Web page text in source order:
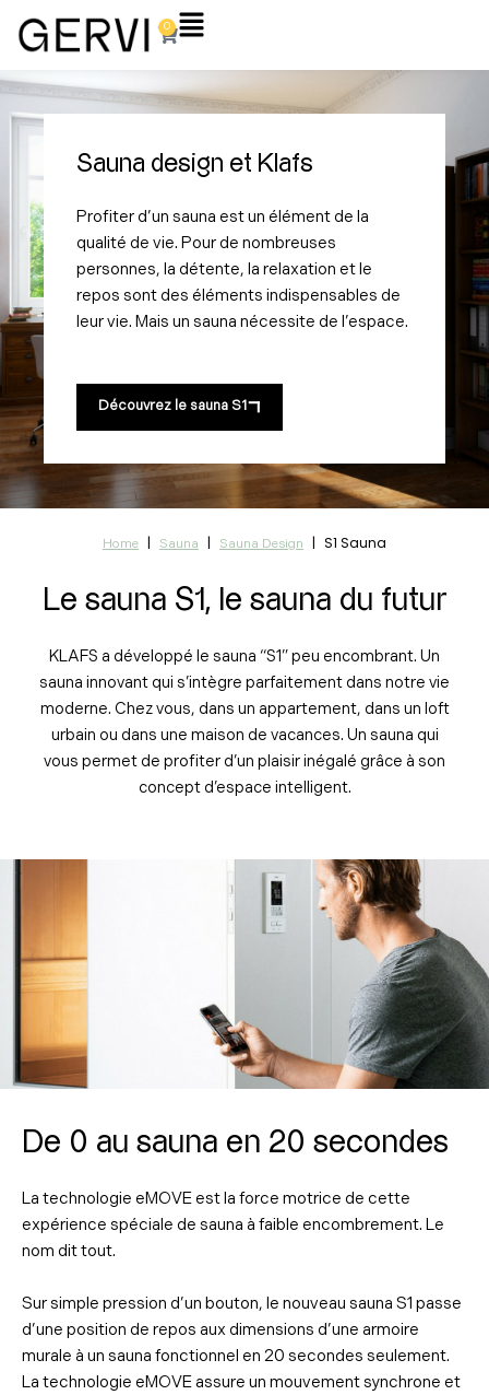
0
Panier
Flyout
Sauna design et Klafs
Profiter d’un sauna est un élément de la
qualité de vie. Pour de nombreuses
personnes, la détente, la relaxation et le
repos sont des éléments indispensables de
leur vie. Mais un sauna nécessite de l’espace.
Découvrez le sauna S1
Home | Sauna | Sauna Design | S1 Sauna
Le sauna S1, le sauna du futur
KLAFS a développé le sauna “S1” peu encombrant. Un
sauna innovant qui s’intègre parfaitement dans notre vie
moderne. Chez vous, dans un appartement, dans un loft
urbain ou dans une maison de vacances. Un sauna qui
vous permet de profiter d’un plaisir inégalé grâce à son
concept d’espace intelligent.
De 0 au sauna en 20 secondes
La technologie eMOVE est la force motrice de cette
expérience spéciale de sauna à faible encombrement. Le
nom dit tout.
Sur simple pression d’un bouton, le nouveau sauna S1 passe
d’une position de repos aux dimensions d’une armoire
murale à un sauna fonctionnel en 20 secondes seulement.
La technologie eMOVE assure un mouvement synchrone et